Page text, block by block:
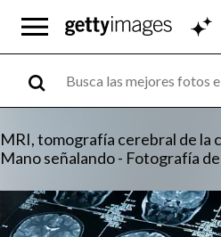
MRI, tomografía cerebral de la
Mano señalando - Fotografía